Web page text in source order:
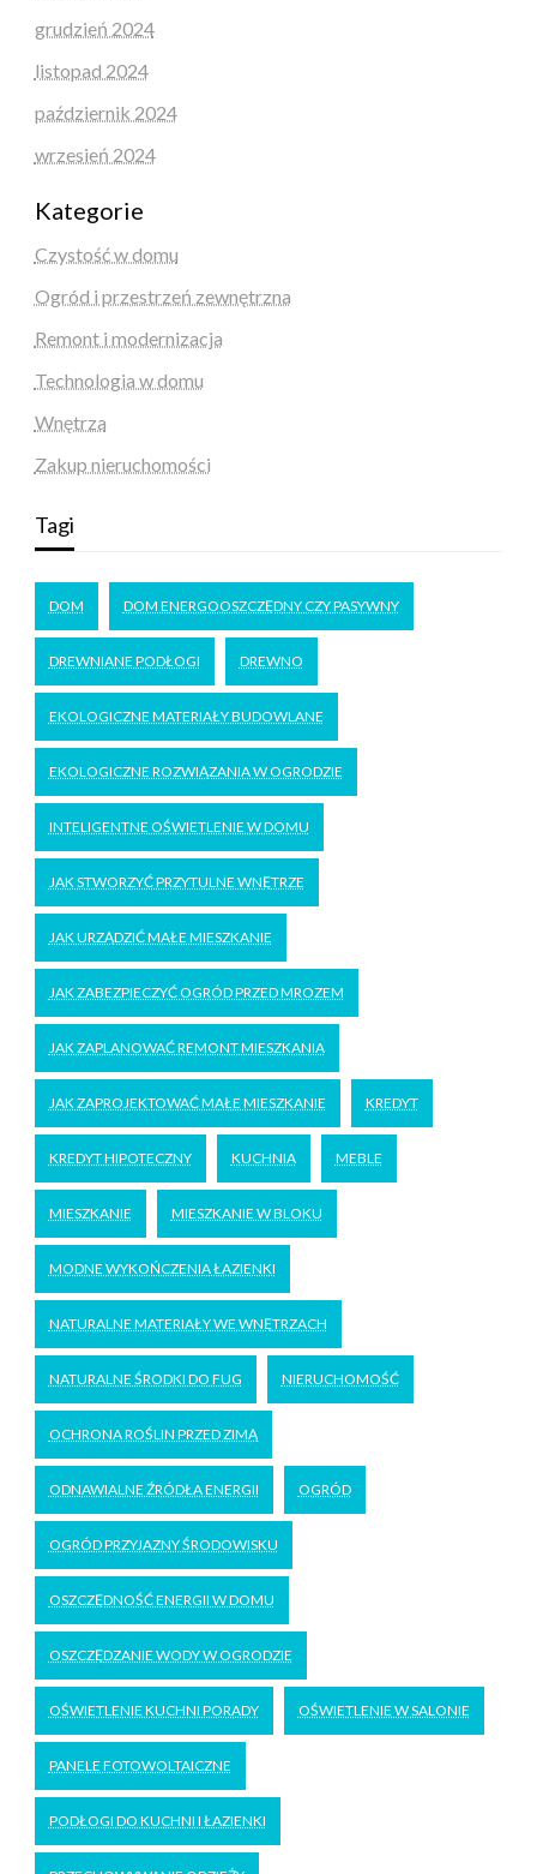
grudzień 2024
listopad 2024
październik 2024
wrzesień 2024
Kategorie
Czystość w domu
Ogród i przestrzeń zewnętrzna
Remont i modernizacja
Technologia w domu
Wnętrza
Zakup nieruchomości
Tagi
DOM DOM ENERGOOSZCZĘDNY CZY PASYWNY
DREWNIANE PODŁOGI DREWNO
EKOLOGICZNE MATERIAŁY BUDOWLANE
EKOLOGICZNE ROZWIĄZANIA W OGRODZIE
INTELIGENTNE OŚWIETLENIE W DOMU
JAK STWORZYĆ PRZYTULNE WNĘTRZE
JAK URZĄDZIĆ MAŁE MIESZKANIE
JAK ZABEZPIECZYĆ OGRÓD PRZED MROZEM
JAK ZAPLANOWAĆ REMONT MIESZKANIA
JAK ZAPROJEKTOWAĆ MAŁE MIESZKANIE KREDYT
KREDYT HIPOTECZNY KUCHNIA MEBLE
MIESZKANIE MIESZKANIE W BLOKU
MODNE WYKOŃCZENIA ŁAZIENKI
NATURALNE MATERIAŁY WE WNĘTRZACH
NATURALNE ŚRODKI DO FUG NIERUCHOMOŚĆ
OCHRONA ROŚLIN PRZED ZIMĄ
ODNAWIALNE ŹRÓDŁA ENERGII OGRÓD
OGRÓD PRZYJAZNY ŚRODOWISKU
OSZCZĘDNOŚĆ ENERGII W DOMU
OSZCZĘDZANIE WODY W OGRODZIE
OŚWIETLENIE KUCHNI PORADY OŚWIETLENIE W SALONIE
PANELE FOTOWOLTAICZNE
PODŁOGI DO KUCHNI I ŁAZIENKI